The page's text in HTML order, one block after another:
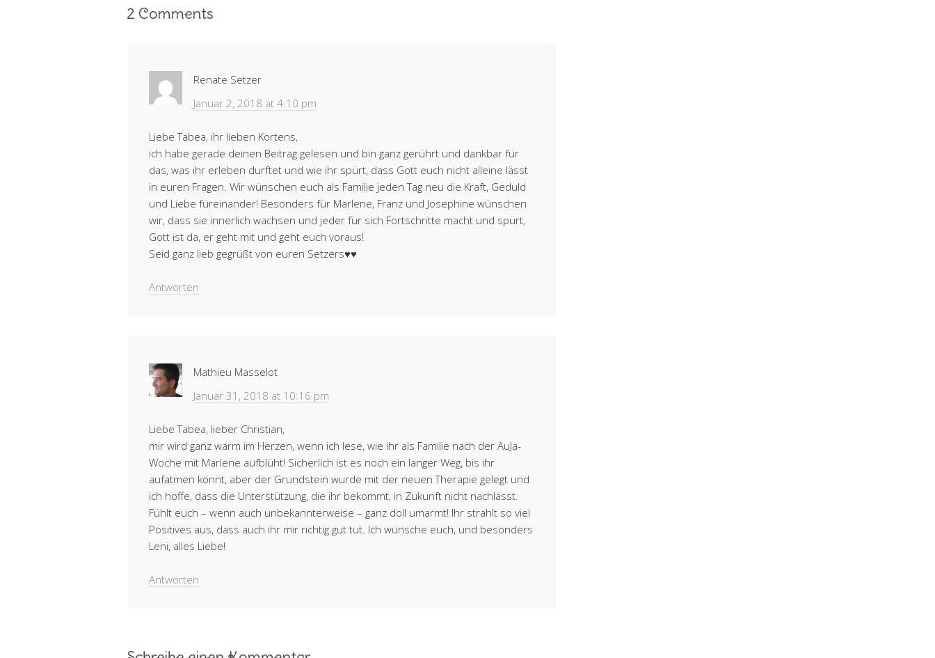
2 Comments
Renate Setzer
Januar 2, 2018 at 4:10 pm
Liebe Tabea, ihr lieben Kortens,
ich habe gerade deinen Beitrag gelesen und bin ganz gerührt und dankbar für
das, was ihr erleben durftet und wie ihr spürt, dass Gott euch nicht alleine lässt
in euren Fragen. Wir wünschen euch als Familie jeden Tag neu die Kraft, Geduld
und Liebe füreinander! Besonders für Marlene, Franz und Josephine wünschen
wir, dass sie innerlich wachsen und jeder für sich Fortschritte macht und spürt,
Gott ist da, er geht mit und geht euch voraus!
Seid ganz lieb gegrüßt von euren Setzers♥️♥️
Antworten
Mathieu Masselot
Januar 31, 2018 at 10:16 pm
Liebe Tabea, lieber Christian,
mir wird ganz warm im Herzen, wenn ich lese, wie ihr als Familie nach der AuJa-
Woche mit Marlene aufblüht! Sicherlich ist es noch ein langer Weg, bis ihr
aufatmen könnt, aber der Grundstein wurde mit der neuen Therapie gelegt und
ich hoffe, dass die Unterstützung, die ihr bekommt, in Zukunft nicht nachlässt.
Fühlt euch – wenn auch unbekannterweise – ganz doll umarmt! Ihr strahlt so viel
Positives aus, dass auch ihr mir richtig gut tut. Ich wünsche euch, und besonders
Leni, alles Liebe!
Antworten